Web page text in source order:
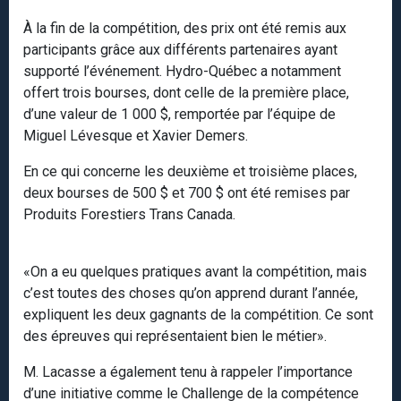
À la fin de la compétition, des prix ont été remis aux
participants grâce aux différents partenaires ayant
supporté l’événement. Hydro-Québec a notamment
offert trois bourses, dont celle de la première place,
d’une valeur de 1 000 $, remportée par l’équipe de
Miguel Lévesque et Xavier Demers.
En ce qui concerne les deuxième et troisième places,
deux bourses de 500 $ et 700 $ ont été remises par
Produits Forestiers Trans Canada.
«On a eu quelques pratiques avant la compétition, mais
c’est toutes des choses qu’on apprend durant l’année,
expliquent les deux gagnants de la compétition. Ce sont
des épreuves qui représentaient bien le métier».
M. Lacasse a également tenu à rappeler l’importance
d’une initiative comme le Challenge de la compétence